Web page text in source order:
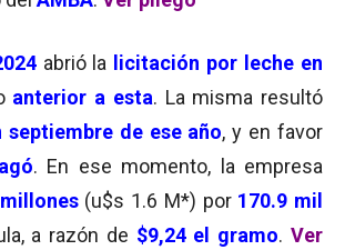
abrió la
licitación por leche en
anterior a esta. La misma resultó
septiembre de ese año, y en favor
. En ese momento, la empresa
(u$s 1.6 M*) por 170.9 mil
a razón de $9,24 el gramo.Ver